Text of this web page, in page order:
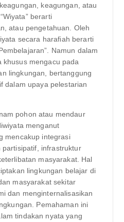
keagungan, atau
berarti
atau pengetahuan. Oleh
secara harafiah berarti
Namun dalam
khusus mengacu pada
lingkungan, bertanggung
dalam upaya pelestarian
pohon atau mendaur
menganut
mencakup integrasi
partisipatif, infrastruktur
masyarakat. Hal
lingkungan belajar di
masyarakat sekitar
dan menginternalisasikan
Pemahaman ini
tindakan nyata yang